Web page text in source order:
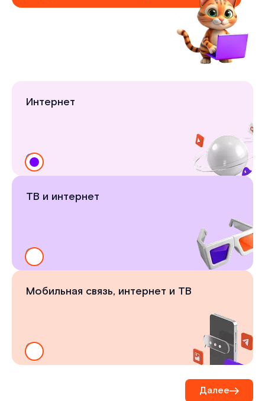
Интернет
ТВ и интернет
Мобильная связь, интернет и ТВ
Далее